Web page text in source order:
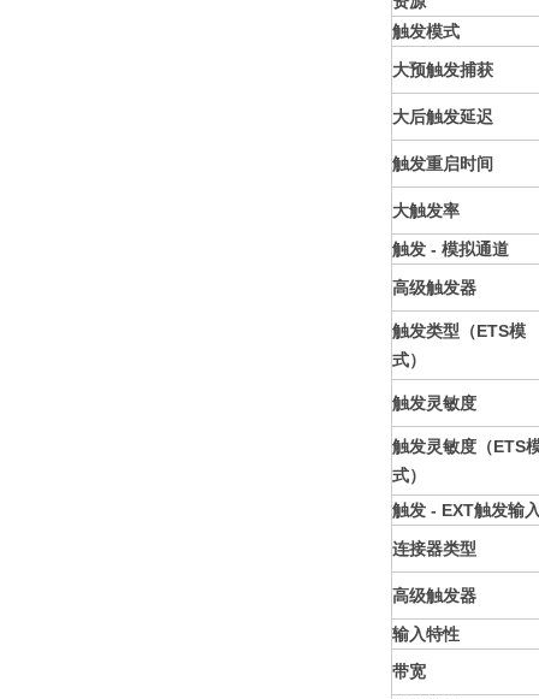
触发模式
大预触发捕获
大后触发延迟
触发重启时间
大触发率
触发 - 模拟通道
高级触发器
触发类型（ETS模
式）
触发灵敏度
触发灵敏度（ETS
式）
触发 - EXT触发输
连接器类型
高级触发器
输入特性
带宽